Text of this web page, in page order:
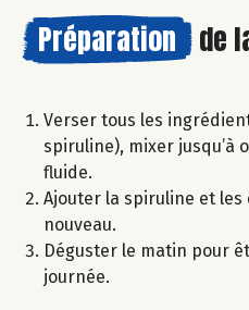
Préparation de
Verser tous les
spiruline), mixer jusqu’à
fluide.
Ajouter la spiruline et les
nouveau.
Déguster le matin pour
journée.